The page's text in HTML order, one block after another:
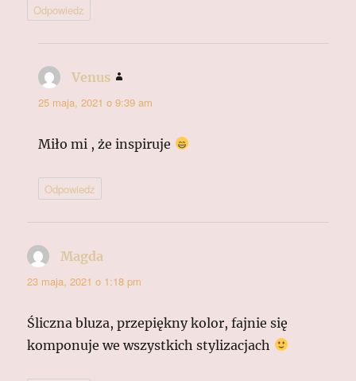
Odpowiedz
Venus
25 maja, 2021 o 9:39 am
Miło mi , że inspiruje
Odpowiedz
Magda
23 maja, 2021 o 1:18 pm
Śliczna bluza, przepiękny kolor, fajnie się
komponuje we wszystkich stylizacjach